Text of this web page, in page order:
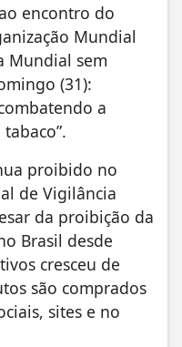
encontro do
Mundial
Mundial sem
(31):
a
proibido no
de Vigilância
da proibição da
Brasil desde
cresceu de
são comprados
sites e no